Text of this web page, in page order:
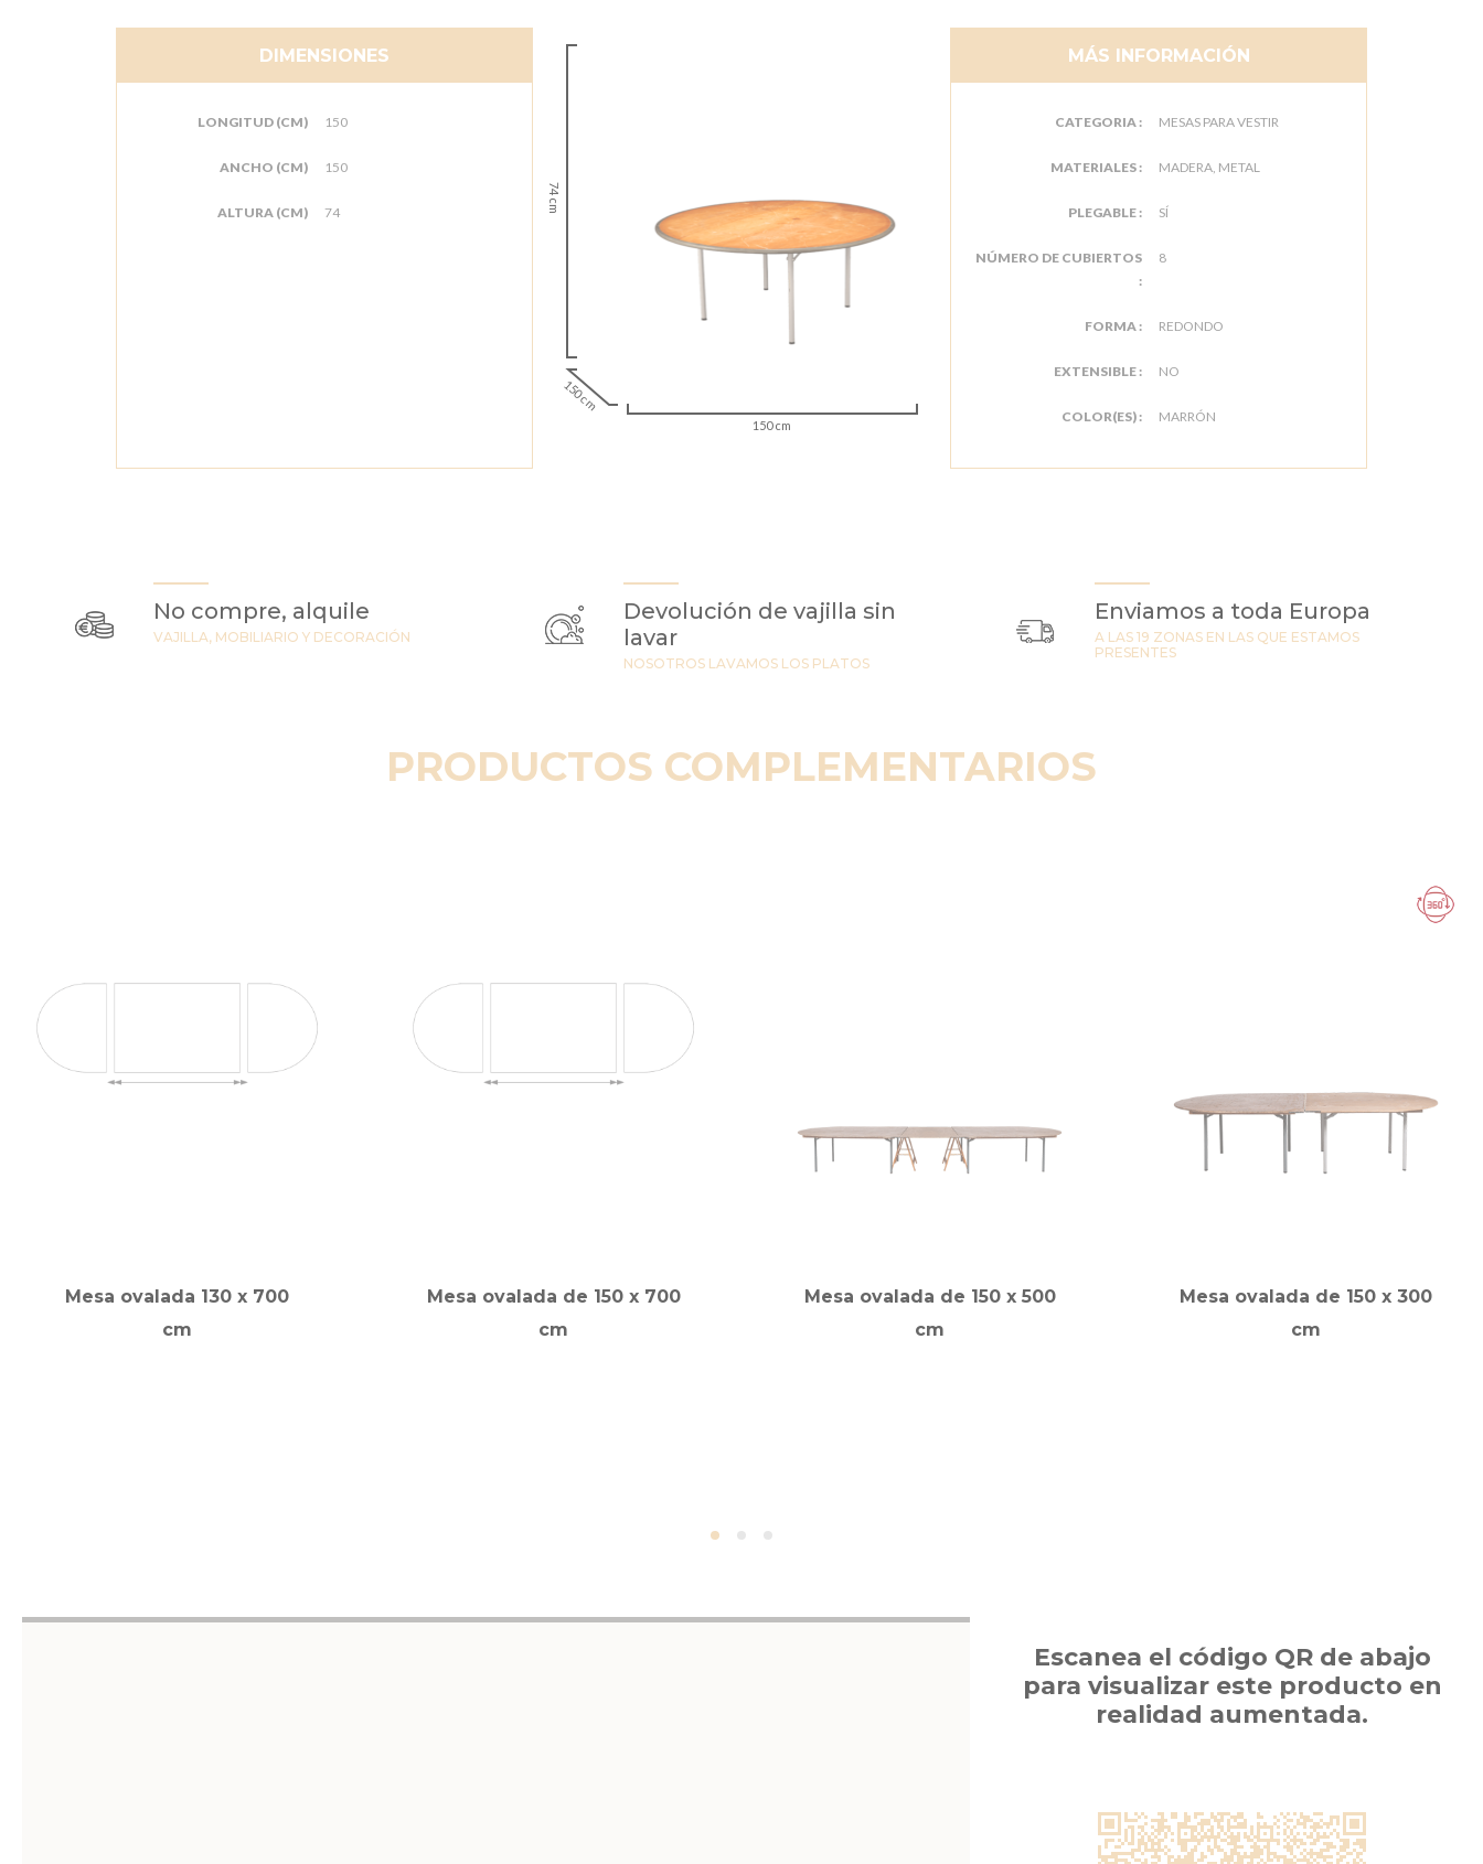
DIMENSIONES
LONGITUD (CM) 150
ANCHO (CM) 150
ALTURA (CM) 74 74 cm
150 cm
150 cm
MÁS INFORMACIÓN
CATEGORIA : MESAS PARA VESTIR
MATERIALES : MADERA, METAL
PLEGABLE : SÍ
NÚMERO DE CUBIERTOS
:
8
FORMA : REDONDO
EXTENSIBLE : NO
COLOR(ES) : MARRÓN
No compre, alquile
VAJILLA, MOBILIARIO Y DECORACIÓN
Devolución de vajilla sin
lavar
NOSOTROS LAVAMOS LOS PLATOS
Enviamos a toda Europa
A LAS 19 ZONAS EN LAS QUE ESTAMOS
PRESENTES
PRODUCTOS COMPLEMENTARIOS
Mesa ovalada 130 x 700
cm
Mesa ovalada de 150 x 700
cm
Mesa ovalada de 150 x 500
cm
Mesa ovalada de 150 x 300
cm
Escanea el código QR de abajo
para visualizar este producto en
realidad aumentada.